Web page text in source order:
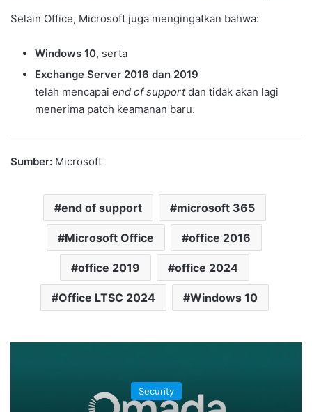
Selain Office, Microsoft juga mengingatkan bahwa:
Windows 10, serta
Exchange Server 2016 dan 2019
telah mencapai end of supportdan tidak akan lagi
menerima patch keamanan baru.
Sumber: Microsoft
end of support microsoft 365
Microsoft Office office 2016
office 2019 office 2024
Office LTSC 2024 Windows 10
Security